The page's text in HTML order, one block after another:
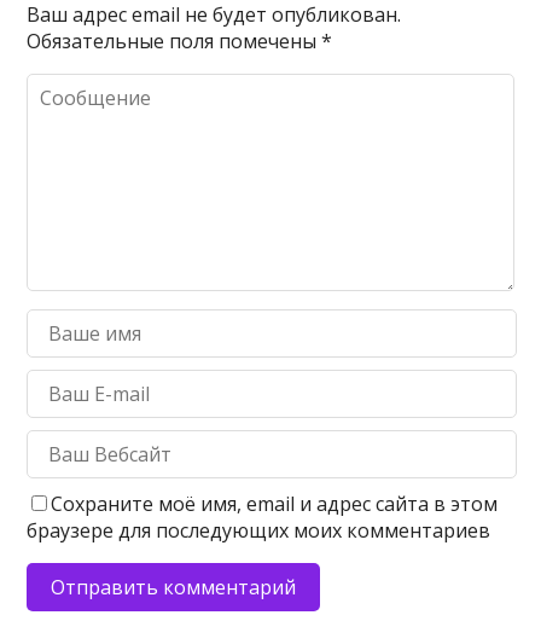
Ваш адрес email не будет опубликован.
Обязательные поля помечены*
Сохраните моё имя, email и адрес сайта в этом
браузере для последующих моих комментариев